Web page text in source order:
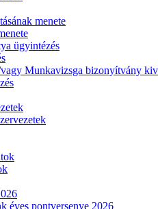
menete
ügyintézés
Munkavizsga bizonyítvány
éves pontversenye 2026